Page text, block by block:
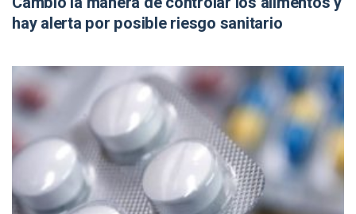
hay alerta por posible riesgo sanitario